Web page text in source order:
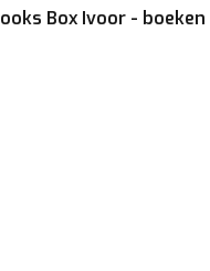
Box Ivoor -